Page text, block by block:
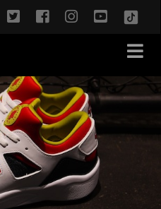
twitterfacebookinstagram